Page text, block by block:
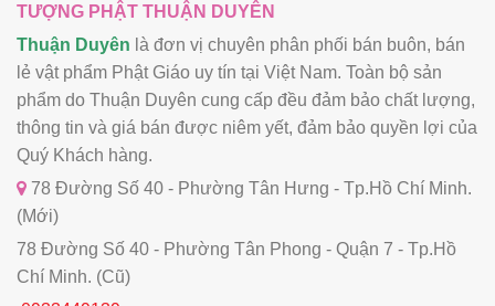
TƯỢNG PHẬT THUẬN DUYÊN
Thuận Duyên là đơn vị chuyên phân phối bán buôn, bán
lẻ vật phẩm Phật Giáo uy tín tại Việt Nam. Toàn bộ sản
phẩm do Thuận Duyên cung cấp đều đảm bảo chất lượng,
thông tin và giá bán được niêm yết, đảm bảo quyền lợi của
Quý Khách hàng.
78 Đường Số 40 - Phường Tân Hưng - Tp.Hồ Chí Minh.
(Mới)
78 Đường Số 40 - Phường Tân Phong - Quận 7 - Tp.Hồ
Chí Minh. (Cũ)